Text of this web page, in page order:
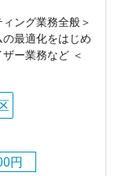
ング業務全般＞
最適化をはじめ
ー業務など ＜
円